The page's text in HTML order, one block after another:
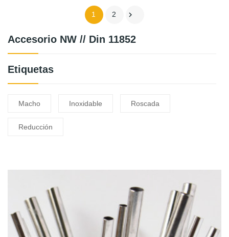
Accesorio NW // Din 11852
Etiquetas
Macho Inoxidable Roscada
Reducción
1 2 